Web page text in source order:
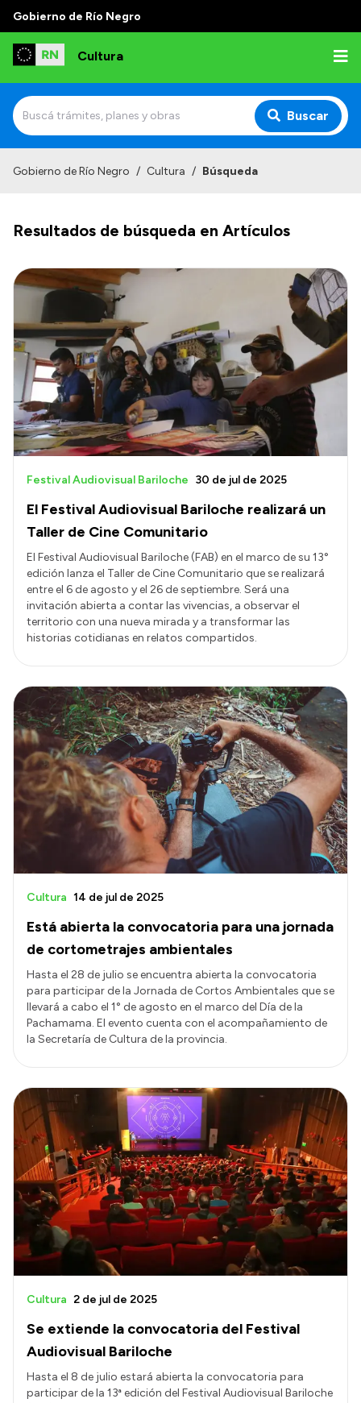
Gobierno de Río Negro
Cultura
Buscar
Funciones
Autoridades
Delegaciones
Normativa
Transparencia
Presupuesto
Boletín Oficial
Compras y licitaciones
Consulta de pago a proveedores
Convocatorias
Intranet
Login
Gobierno de Río Negro / Cultura / Búsqueda
Resultados de búsqueda en Artículos
El Festival Audiovisual Bariloche realizará un
Taller de Cine Comunitario
Festival Audiovisual Bariloche 30 de jul de 2025
El Festival Audiovisual Bariloche (FAB) en el marco de su 13°
edición lanza el Taller de Cine Comunitario que se realizará
entre el 6 de agosto y el 26 de septiembre. Será una
invitación abierta a contar las vivencias, a observar el
territorio con una nueva mirada y a transformar las
historias cotidianas en relatos compartidos.
Está abierta la convocatoria para una jornada
de cortometrajes ambientales
Cultura 14 de jul de 2025
Hasta el 28 de julio se encuentra abierta la convocatoria
para participar de la Jornada de Cortos Ambientales que se
llevará a cabo el 1° de agosto en el marco del Día de la
Pachamama. El evento cuenta con el acompañamiento de
la Secretaría de Cultura de la provincia.
Se extiende la convocatoria del Festival
Audiovisual Bariloche
Cultura 2 de jul de 2025
Hasta el 8 de julio estará abierta la convocatoria para
participar de la 13ª edición del Festival Audiovisual Bariloche